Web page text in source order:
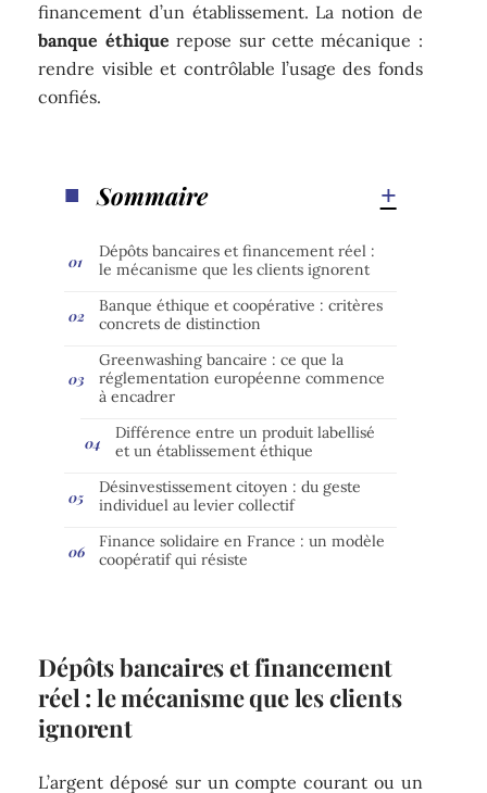
financement d’un établissement. La notion de
banque éthique repose sur cette mécanique :
rendre visible et contrôlable l’usage des fonds
confiés.
Sommaire
Dépôts bancaires et financement réel :
le mécanisme que les clients ignorent
Banque éthique et coopérative : critères
concrets de distinction
Greenwashing bancaire : ce que la
réglementation européenne commence
à encadrer
Différence entre un produit labellisé
et un établissement éthique
Désinvestissement citoyen : du geste
individuel au levier collectif
Finance solidaire en France : un modèle
coopératif qui résiste
Dépôts bancaires et financement
réel : le mécanisme que les clients
ignorent
L’argent déposé sur un compte courant ou un